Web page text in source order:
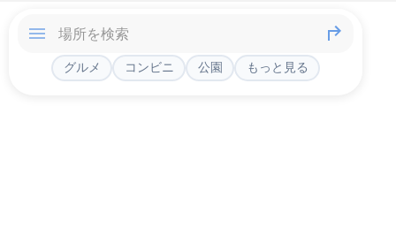
グルメ コンビニ 公園 もっと見る